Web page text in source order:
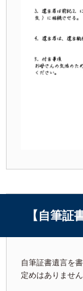
【 自筆証
自筆証書遺言を
定めはありません